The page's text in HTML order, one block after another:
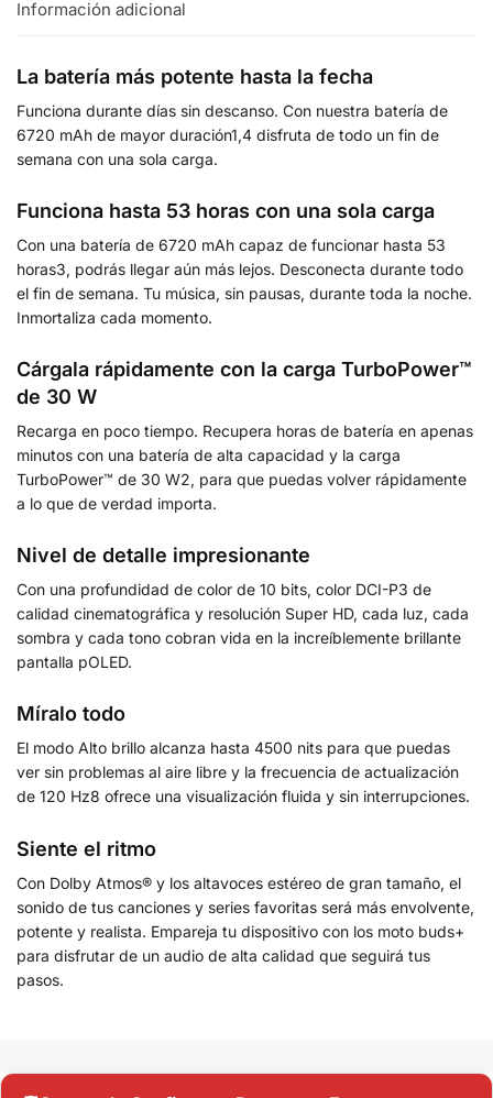
Información adicional
La batería más potente hasta la fecha
Funciona durante días sin descanso. Con nuestra batería de
6720 mAh de mayor duración1,4 disfruta de todo un fin de
semana con una sola carga.
Funciona hasta 53 horas con una sola carga
Con una batería de 6720 mAh capaz de funcionar hasta 53
horas3, podrás llegar aún más lejos. Desconecta durante todo
el fin de semana. Tu música, sin pausas, durante toda la noche.
Inmortaliza cada momento.
Cárgala rápidamente con la carga TurboPower™
de 30 W
Recarga en poco tiempo. Recupera horas de batería en apenas
minutos con una batería de alta capacidad y la carga
TurboPower™ de 30 W2, para que puedas volver rápidamente
a lo que de verdad importa.
Nivel de detalle impresionante
Con una profundidad de color de 10 bits, color DCI-P3 de
calidad cinematográfica y resolución Super HD, cada luz, cada
sombra y cada tono cobran vida en la increíblemente brillante
pantalla pOLED.
Míralo todo
El modo Alto brillo alcanza hasta 4500 nits para que puedas
ver sin problemas al aire libre y la frecuencia de actualización
de 120 Hz8 ofrece una visualización fluida y sin interrupciones.
Siente el ritmo
Con Dolby Atmos® y los altavoces estéreo de gran tamaño, el
sonido de tus canciones y series favoritas será más envolvente,
potente y realista. Empareja tu dispositivo con los moto buds+
para disfrutar de un audio de alta calidad que seguirá tus
pasos.